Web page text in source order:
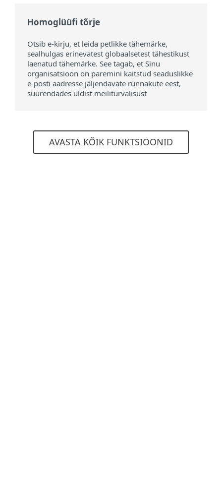
Homoglüüfi tõrje
Otsib e-kirju, et leida petlikke tähemärke,
sealhulgas erinevatest globaalsetest tähestikust
laenatud tähemärke. See tagab, et Sinu
organisatsioon on paremini kaitstud seaduslikke
e-posti aadresse jäljendavate rünnakute eest,
suurendades üldist meiliturvalisust
AVASTA KÕIK FUNKTSIOONID